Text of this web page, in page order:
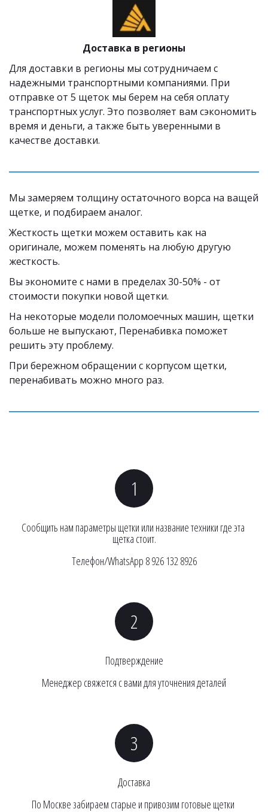
Доставка в регионы
Для доставки в регионы мы сотрудничаем с
надежными транспортными компаниями. При
отправке от 5 щеток мы берем на себя оплату
транспортных услуг. Это позволяет вам сэкономить
время и деньги, а также быть уверенными в
качестве доставки.
Мы замеряем толщину остаточного ворса на ващей
щетке, и подбираем аналог.
Жесткость щетки можем оставить как на
оригинале, можем поменять на любую другую
жесткость.
Вы экономите с нами в пределах 30-50% - от
стоимости покупки новой щетки.
На некоторые модели поломоечных машин, щетки
больше не выпускают, Перенабивка поможет
решить эту проблему.
При бережном обращении с корпусом щетки,
перенабивать можно много раз.
Сообщить нам параметры щетки или название техники где эта
щетка стоит.
Телефон/WhatsApp 8 926 132 8926
Подтверждение
Менеджер свяжется с вами для уточнения деталей
Доставка
По Москве забираем старые и привозим готовые щетки